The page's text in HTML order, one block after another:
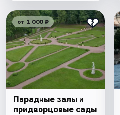
от 1 000 ₽
Парадные залы и
придворцовые сады